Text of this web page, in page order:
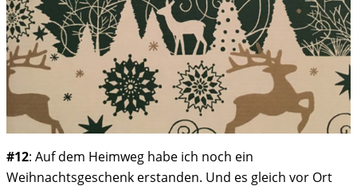
#12: Auf dem Heimweg habe ich noch ein
Weihnachtsgeschenk erstanden. Und es gleich vor Ort